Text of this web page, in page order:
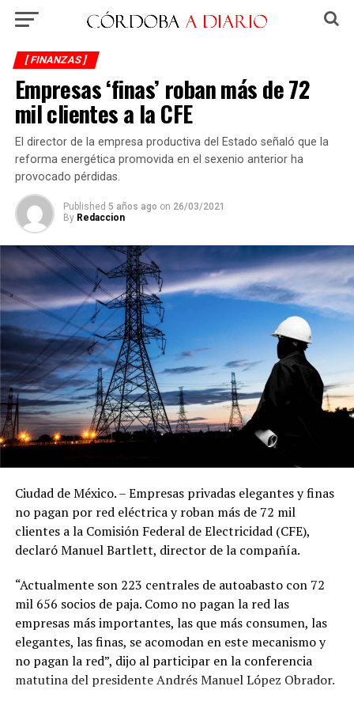
[ FINANZAS ]
Empresas ‘finas’ roban más de 72
mil clientes a la CFE
El director de la empresa productiva del Estado señaló que la
reforma energética promovida en el sexenio anterior ha
provocado pérdidas.
Published 5 años ago on 26/03/2021
By Redaccion
Ciudad de México. – Empresas privadas elegantes y finas
no pagan por red eléctrica y roban más de 72 mil
clientes a la Comisión Federal de Electricidad (CFE),
declaró Manuel Bartlett, director de la compañía.
“Actualmente son 223 centrales de autoabasto con 72
mil 656 socios de paja. Como no pagan la red las
empresas más importantes, las que más consumen, las
elegantes, las finas, se acomodan en este mecanismo y
no pagan la red”, dijo al participar en la conferencia
matutina del presidente Andrés Manuel López Obrador.